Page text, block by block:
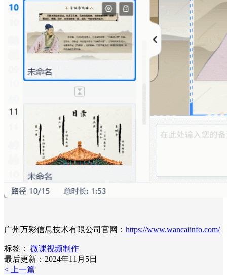
广州万彩信息技术有限公司官网： https://www.wancaiinfo.com/
标签：
微课视频制作
最后更新：2024年11月5日
< 上一篇